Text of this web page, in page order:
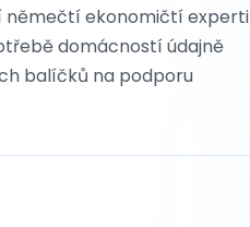
němečtí ekonomičtí experti
domácností údajně
balíčků na podporu